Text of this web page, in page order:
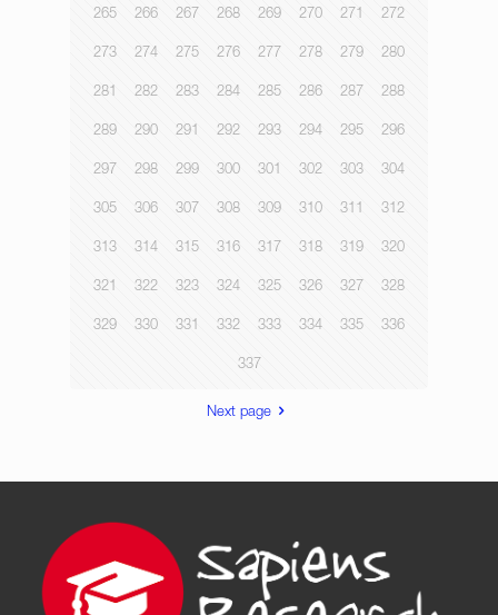
265 266 267 268 269 270 271 272
273 274 275 276 277 278 279 280
281 282 283 284 285 286 287 288
289 290 291 292 293 294 295 296
297 298 299 300 301 302 303 304
305 306 307 308 309 310 311 312
313 314 315 316 317 318 319 320
321 322 323 324 325 326 327 328
329 330 331 332 333 334 335 336
337
Next page